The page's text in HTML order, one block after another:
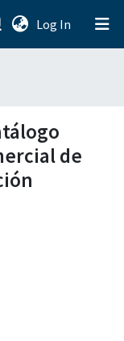
Log In (current)
de